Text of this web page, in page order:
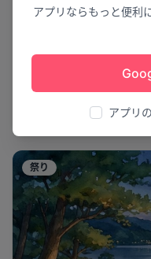
アプリならもっと便利
アプリ
伝統の光が舞う夜
千日会観光祭
祭り